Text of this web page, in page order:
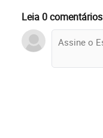
Leia 0 comentários